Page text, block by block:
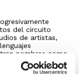
del circuito
de artistas,
nombres como
Miguel Quiñones,
internacionales